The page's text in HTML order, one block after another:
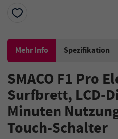
Mehr Info Spezifikation
SMACO F1 Pro
Surfbrett, LCD-
Minuten
Touch-Schalter